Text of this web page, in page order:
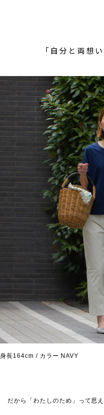
「自分と両想
身長164cm / カラー NAVY
だから「わたしのため」って思